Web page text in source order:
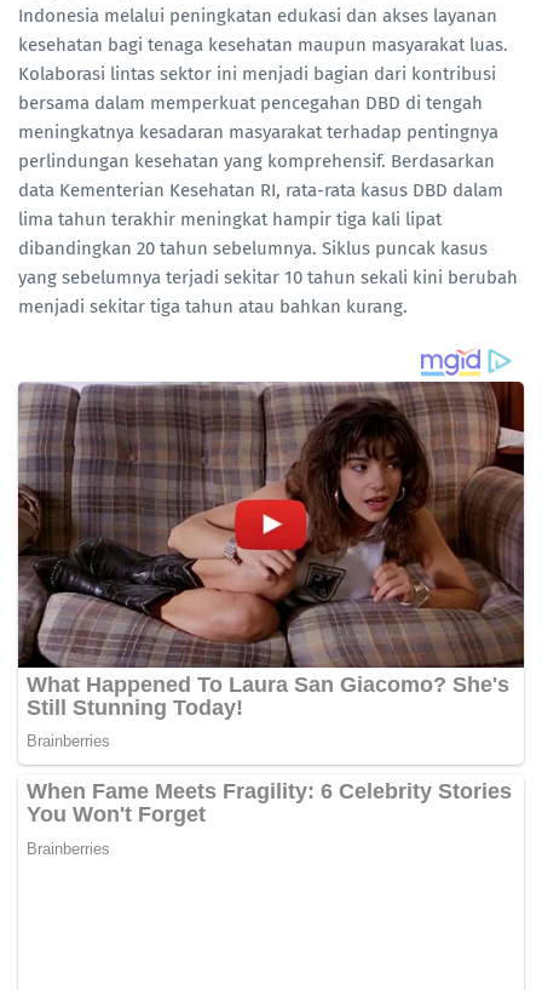
Indonesia melalui peningkatan edukasi dan akses layanan
kesehatan bagi tenaga kesehatan maupun masyarakat luas.
Kolaborasi lintas sektor ini menjadi bagian dari kontribusi
bersama dalam memperkuat pencegahan DBD di tengah
meningkatnya kesadaran masyarakat terhadap pentingnya
perlindungan kesehatan yang komprehensif. Berdasarkan
data Kementerian Kesehatan RI, rata-rata kasus DBD dalam
lima tahun terakhir meningkat hampir tiga kali lipat
dibandingkan 20 tahun sebelumnya. Siklus puncak kasus
yang sebelumnya terjadi sekitar 10 tahun sekali kini berubah
menjadi sekitar tiga tahun atau bahkan kurang.